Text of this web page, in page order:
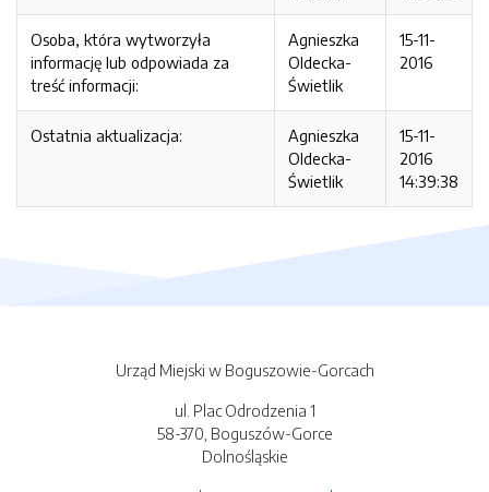
Osoba, która wytworzyła
informację lub odpowiada za
treść informacji:
Agnieszka
Oldecka-
Świetlik
15-11-
2016
Ostatnia aktualizacja:
Agnieszka
Oldecka-
Świetlik
15-11-
2016
14:39:38
Urząd Miejski w Boguszowie-Gorcach
ul. Plac Odrodzenia 1
58-370, Boguszów-Gorce
Dolnośląskie